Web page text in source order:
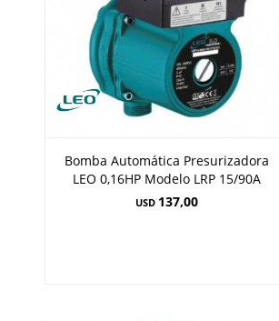
Bomba Automática Presurizadora
LEO 0,16HP Modelo LRP 15/90A
USD 137,00